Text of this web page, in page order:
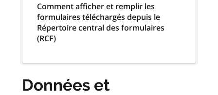
Comment afficher et remplir les
formulaires téléchargés depuis le
Répertoire central des formulaires
(RCF)
Données et